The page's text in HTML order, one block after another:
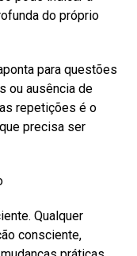
do próprio
para questões
ou ausência de
repetições é o
precisa ser
Qualquer
consciente,